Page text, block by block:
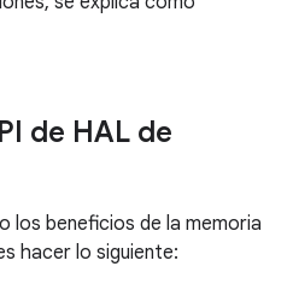
de HAL de
los beneficios de la memoria
hacer lo siguiente: